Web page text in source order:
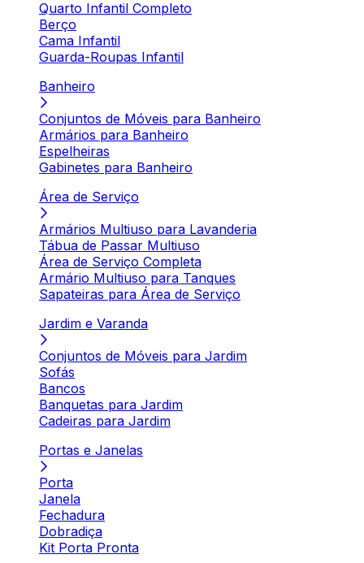
Quarto Infantil Completo
Berço
Cama Infantil
Guarda-Roupas Infantil
Banheiro
Conjuntos de Móveis para Banheiro
Armários para Banheiro
Espelheiras
Gabinetes para Banheiro
Área de Serviço
Armários Multiuso para Lavanderia
Tábua de Passar Multiuso
Área de Serviço Completa
Armário Multiuso para Tanques
Sapateiras para Área de Serviço
Jardim e Varanda
Conjuntos de Móveis para Jardim
Sofás
Bancos
Banquetas para Jardim
Cadeiras para Jardim
Portas e Janelas
Porta
Janela
Fechadura
Dobradiça
Kit Porta Pronta